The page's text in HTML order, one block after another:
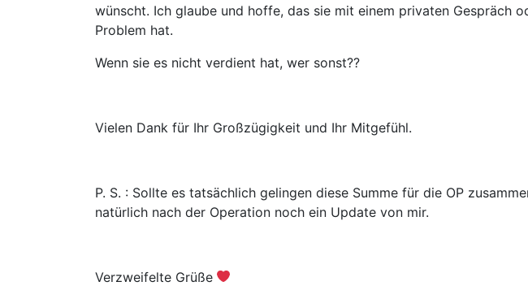
wünscht. Ich glaube und hoffe, das sie mit einem privaten Gespräch
Problem hat.
Wenn sie es nicht verdient hat, wer sonst??
Vielen Dank für Ihr Großzügigkeit und Ihr Mitgefühl.
P. S. : Sollte es tatsächlich gelingen diese Summe für die OP
natürlich nach der Operation noch ein Update von mir.
Verzweifelte Grüße